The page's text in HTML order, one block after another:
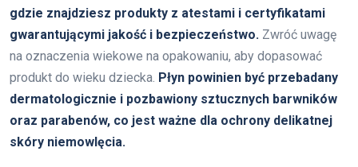
gdzie znajdziesz produkty z atestami i certyfikatami
gwarantującymi jakość i bezpieczeństwo. Zwróć uwagę
na oznaczenia wiekowe na opakowaniu, aby dopasować
produkt do wieku dziecka. Płyn powinien być przebadany
dermatologicznie i pozbawiony sztucznych barwników
oraz parabenów, co jest ważne dla ochrony delikatnej
skóry niemowlęcia.